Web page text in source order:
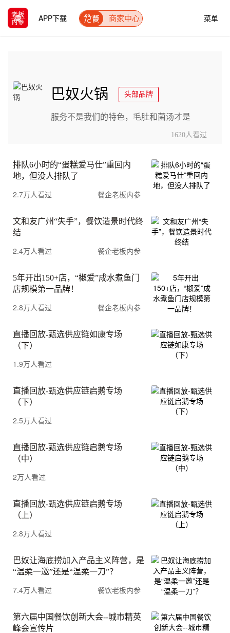
菜单
APP下载 商家中心
巴奴火锅 头部品牌
服务不是我们的特色，毛肚和菌汤才是
1620人看过
排队6小时的“蛋糕爱马仕”重回内
地，但没人排队了
2.7万人看过 餐企老板内参
文和友广州“失手”，餐饮造景时代终
结
2.4万人看过 餐企老板内参
5年开出150+店，“椒爱”成水煮鱼门
店规模第一品牌！
2.8万人看过 餐企老板内参
直播回放-甄选供应链如康专场
（下）
1.9万人看过
直播回放-甄选供应链启鹅专场
（下）
2.5万人看过
直播回放-甄选供应链启鹅专场
（中）
2万人看过
直播回放-甄选供应链启鹅专场
（上）
2.8万人看过
巴奴让海底捞加入产品主义阵营，是
“温柔一邀”还是“温柔一刀”？
7.4万人看过 餐饮老板内参
第六届中国餐饮创新大会--城市精英
峰会宣传片